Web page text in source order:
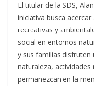
El titular de la SDS,
iniciativa busca
recreativas y
social en entornos
y sus familias disfruten
naturaleza,
permanezcan en la